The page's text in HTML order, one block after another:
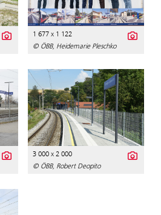
1 677 x 1 122
© ÖBB, Heidemarie Pleschko
3 000 x 2 000
© ÖBB, Robert Deopito